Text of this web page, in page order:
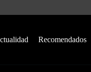
Recomendados